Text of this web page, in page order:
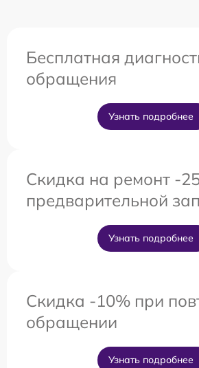
Бесплатная
обращения
Узнать подробнее
Скидка на ремонт -
предварительной
Узнать подробнее
Скидка -10% при
обращении
Узнать подробнее